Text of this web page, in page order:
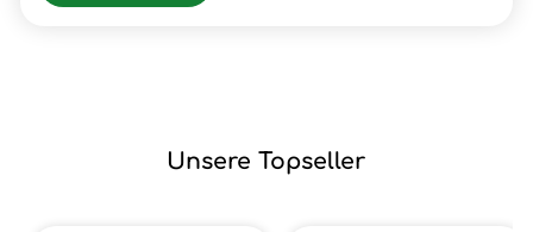
Unsere Topseller